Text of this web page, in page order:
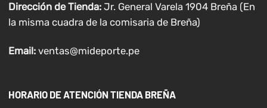
Dirección de Tienda: Jr. General Varela 1904 Breña (En
la misma cuadra de la comisaria de Breña)
Email: ventas@mideporte.pe
HORARIO DE ATENCIÓN TIENDA BREÑA